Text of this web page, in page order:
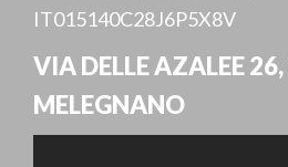
IT015140C28J6P5X8V
VIA DELLE AZALEE 26,
MELEGNANO